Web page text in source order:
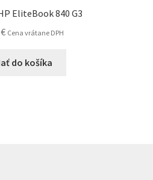
EliteBook 840 G3
€ Cena vrátane DPH
do košíka